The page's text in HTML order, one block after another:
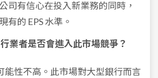
司有信心在投入新業務的同時，
有的 EPS 水準。
業者是否會進入此市場競爭？
能性不高。此市場對大型銀行而言